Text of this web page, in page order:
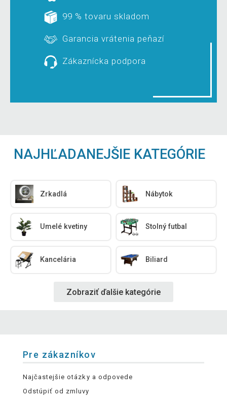
99 % tovaru skladom
Garancia vrátenia peňazí
Zákaznícka podpora
NAJHĽADANEJŠIE KATEGÓRIE
Zrkadlá Nábytok
Umelé kvetiny Stolný futbal
Kancelária Biliard
Zobraziť ďalšie kategórie
Pre zákazníkov
Najčastejšie otázky a odpovede
Odstúpiť od zmluvy